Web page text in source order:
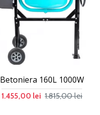
Betoniera 160L 1000W
1.455,00 lei 1.815,00 lei